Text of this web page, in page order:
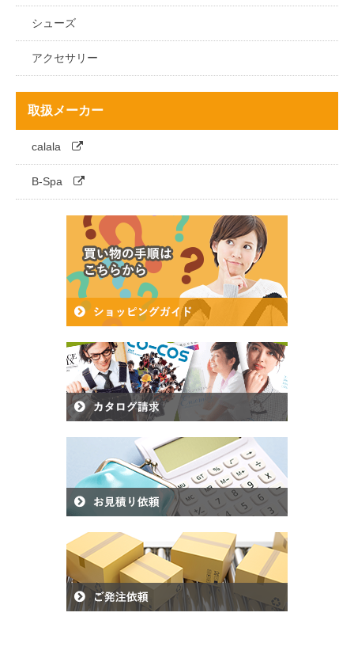
サロンエプロン
パンツ
スカート
シューズ
アクセサリー
取扱メーカー
calala
B-Spa